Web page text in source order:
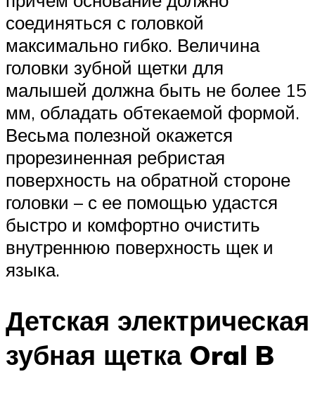
соединяться с головкой
максимально гибко. Величина
головки зубной щетки для
малышей должна быть не более 15
мм, обладать обтекаемой формой.
Весьма полезной окажется
прорезиненная ребристая
поверхность на обратной стороне
головки – с ее помощью удастся
быстро и комфортно очистить
внутреннюю поверхность щек и
языка.
Детская электрическая
зубная щетка Oral B